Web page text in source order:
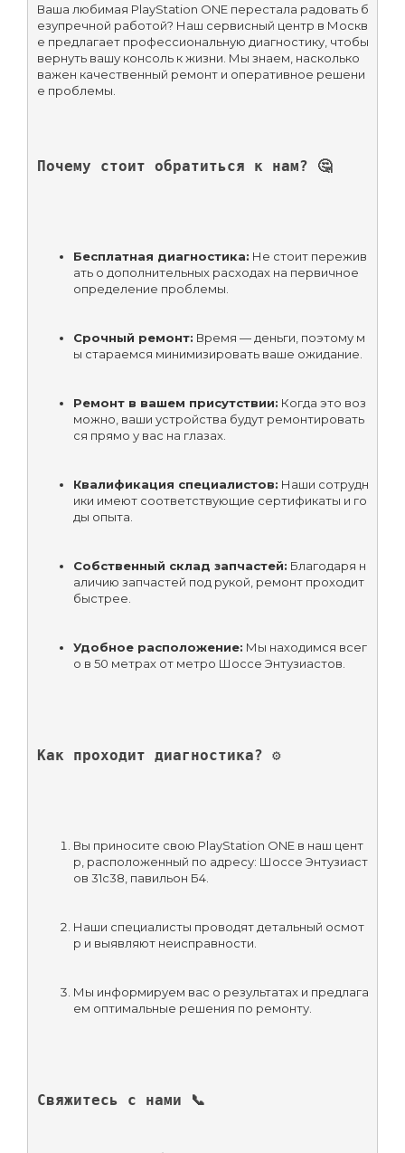
Ваша любимая PlayStation ONE перестала радовать б
езупречной работой? Наш сервисный центр в Москв
е предлагает профессиональную диагностику, чтобы
вернуть вашу консоль к жизни. Мы знаем, насколько
важен качественный ремонт и оперативное решени
е проблемы.
Почему стоит обратиться к нам? 🤔
Бесплатная диагностика: Не стоит пережив
ать о дополнительных расходах на первичное
определение проблемы.
Срочный ремонт: Время — деньги, поэтому м
ы стараемся минимизировать ваше ожидание.
Ремонт в вашем присутствии: Когда это воз
можно, ваши устройства будут ремонтировать
ся прямо у вас на глазах.
Квалификация специалистов: Наши сотрудн
ики имеют соответствующие сертификаты и го
ды опыта.
Собственный склад запчастей: Благодаря н
аличию запчастей под рукой, ремонт проходит
быстрее.
Удобное расположение: Мы находимся всег
о в 50 метрах от метро Шоссе Энтузиастов.
Как проходит диагностика? ⚙️
Вы приносите свою PlayStation ONE в наш цент
р, расположенный по адресу: Шоссе Энтузиаст
ов 31с38, павильон Б4.
Наши специалисты проводят детальный осмот
р и выявляют неисправности.
Мы информируем вас о результатах и предлага
ем оптимальные решения по ремонту.
Свяжитесь с нами 📞